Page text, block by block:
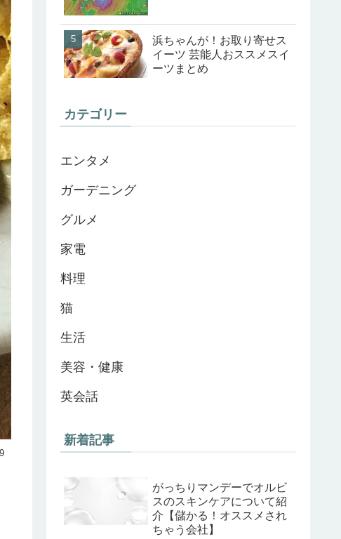
浜ちゃんが！お取り寄せス
イーツ 芸能人おススメスイ
ーツまとめ
カテゴリー
エンタメ
ガーデニング
グルメ
家電
料理
猫
生活
美容・健康
英会話
新着記事
がっちりマンデーでオルビ
スのスキンケアについて紹
介【儲かる！オススメされ
ちゃう会社】